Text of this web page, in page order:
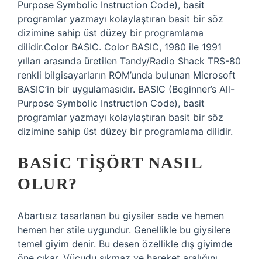
Purpose Symbolic Instruction Code), basit
programlar yazmayı kolaylaştıran basit bir söz
dizimine sahip üst düzey bir programlama
dilidir.Color BASIC. Color BASIC, 1980 ile 1991
yılları arasında üretilen Tandy/Radio Shack TRS-80
renkli bilgisayarların ROM’unda bulunan Microsoft
BASIC’in bir uygulamasıdır. BASIC (Beginner’s All-
Purpose Symbolic Instruction Code), basit
programlar yazmayı kolaylaştıran basit bir söz
dizimine sahip üst düzey bir programlama dilidir.
BASIC TIŞÖRT NASIL
OLUR?
Abartısız tasarlanan bu giysiler sade ve hemen
hemen her stile uygundur. Genellikle bu giysilere
temel giyim denir. Bu desen özellikle dış giyimde